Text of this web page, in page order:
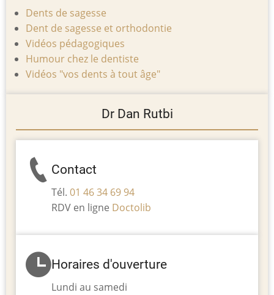
Dents de sagesse
Dent de sagesse et orthodontie
Vidéos pédagogiques
Humour chez le dentiste
Vidéos "vos dents à tout âge"
Dr Dan Rutbi
Contact
Tél. 01 46 34 69 94
RDV en ligne Doctolib
Horaires d'ouverture
Lundi au samedi